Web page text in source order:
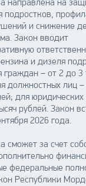
направлена на
подростков,
и снижение
Закон вводит
и дизеля
– от 2 до 3
должностных лиц
для юридических
рублей. Закон
2026 года.
сможет за счет
федеральные
Республики